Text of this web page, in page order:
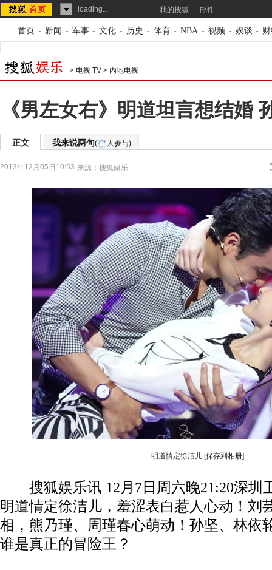
loading... 我的搜狐 邮件
首页 - 新闻 - 军事 - 文化 - 历史 - 体育 - NBA - 视频 - 娱谈 -
> 电视 TV > 内地电视
《男左女右》明道坦言想结婚
正文 我来说两句( 人参与)
2013年12月05日10:53 来源： 搜狐娱乐
明道情定徐洁儿 [保存到相册]
搜狐娱乐讯 12月7日周六晚21:20深圳
明道情定徐洁儿，羞涩表白惹人心动！刘
相，熊乃瑾、周瑾春心萌动！孙坚、林依
谁是真正的冒险王？